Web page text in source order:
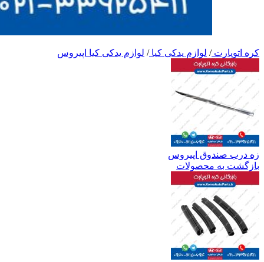
کره اتوپارت/ لوازم یدکی کیا/ لوازم یدکی کیا اپیروس
زه درب صندوق اپیروس
بازگشت به محصولات